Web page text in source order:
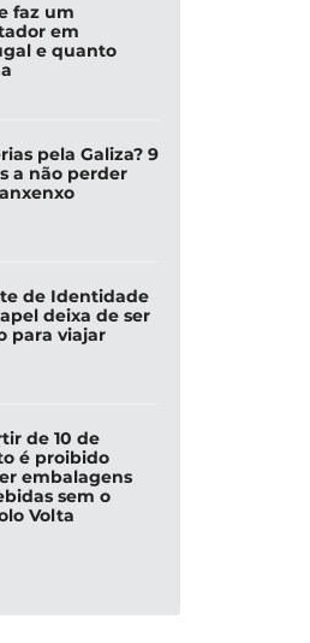
faz um
em
e quanto
pela Galiza? 9
a não perder
de Identidade
deixa de ser
para viajar
de 10 de
é proibido
embalagens
sem o
Volta